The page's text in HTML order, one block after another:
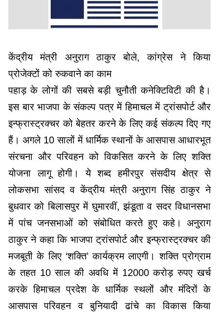
केंद्रीय मंत्री अनुराग ठाकुर बोले, कांग्रेस ने किया
प्रोजेक्टों को रुकवाने का काम
पहाड़ के लोगों की सबसे बड़ी चुनौती कनेक्टिविटी की है।
इस बार भाजपा के संकल्प पत्र में हिमाचल में ट्रांसपोर्ट और
इन्फ्रास्ट्रक्चर को बेहतर करने के लिए कई संकल्प दिए गए
हैं। अगले 10 सालों में धार्मिक स्थानों के आसपास आधारभूत
संरचना और परिवहन को विकसित करने के लिए शक्ति
योजना लागू होगी। ये शब्द हमीरपुर संसदीय क्षेत्र से
लोकसभा सांसद व केंद्रीय मंत्री अनुराग सिंह ठाकुर ने
बुधवार को बिलासपुर में घुमारवीं, झंडूता व सदर विधानसभा
में पांच जनसभाओं को संबोधित करते हुए कहे। अनुराग
ठाकुर ने कहा कि भाजपा ट्रांसपोर्ट और इन्फ्रास्ट्रक्चर की
मजबूती के लिए ‘शक्ति’ कार्यक्रम लाएगी। शक्ति प्रोग्राम
के तहत 10 साल की अवधि में 12000 करोड़ रुपए खर्च
करके हिमाचल प्रदेश के धार्मिक स्थलों और मंदिरों के
आसपास परिवहन व बुनियादी ढांचे का विकास किया